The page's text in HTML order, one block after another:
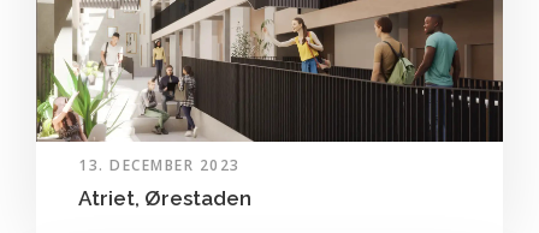
13. DECEMBER 2023
Atriet, Ørestaden